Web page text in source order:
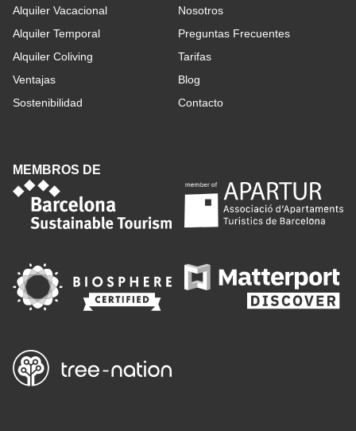
Alquiler Vacacional
Alquiler Temporal
Alquiler Coliving
Ventajas
Sostenibilidad
Nosotros
Preguntas Frecuentes
Tarifas
Blog
Contacto
MEMBROS DE